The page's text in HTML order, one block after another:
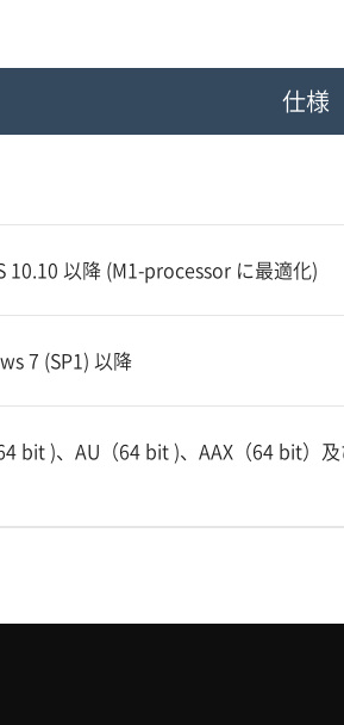
仕様
10.10 以降 (M1-processor に最適化)
7 (SP1) 以降
bit )、AU（64 bit )、AAX（64 bit）